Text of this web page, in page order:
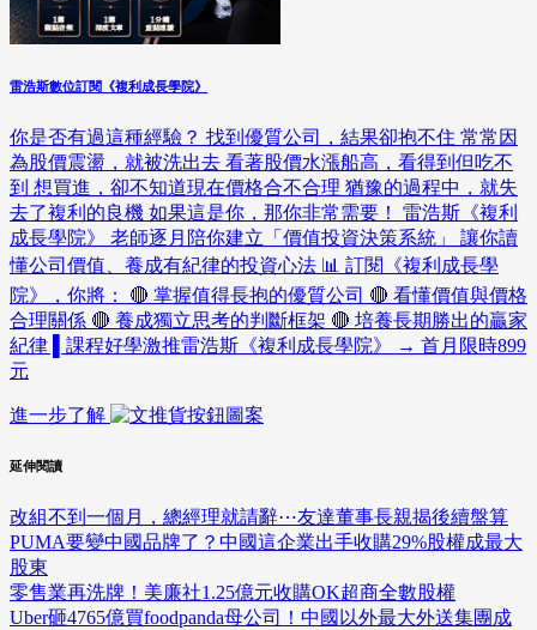
雷浩斯數位訂閱《複利成長學院》
你是否有過這種經驗？ 找到優質公司，結果卻抱不住 常常因
為股價震盪，就被洗出去 看著股價水漲船高，看得到但吃不
到 想買進，卻不知道現在價格合不合理 猶豫的過程中，就失
去了複利的良機 如果這是你，那你非常需要！ 雷浩斯《複利
成長學院》 老師逐月陪你建立「價值投資決策系統」 讓你讀
懂公司價值、養成有紀律的投資心法 📊 訂閱《複利成長學
院》，你將： 🔴 掌握值得長抱的優質公司 🔴 看懂價值與價格
合理關係 🔴 養成獨立思考的判斷框架 🔴 培養長期勝出的贏家
紀律 ▌課程好學激推雷浩斯《複利成長學院》 → 首月限時899
元
進一步了解
延伸閱讀
改組不到一個月，總經理就請辭⋯友達董事長親揭後續盤算
PUMA要變中國品牌了？中國這企業出手收購29%股權成最大
股東
零售業再洗牌！美廉社1.25億元收購OK超商全數股權
Uber砸4765億買foodpanda母公司！中國以外最大外送集團成